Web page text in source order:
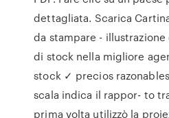
dettagliata. Scarica
da stampare -
di stock nella migliore
stock ✓ precios
scala indica il rappor- to
prima volta utilizzò la